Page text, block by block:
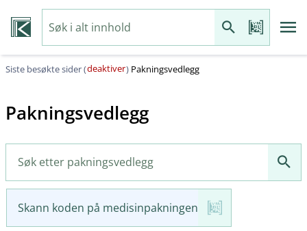
Siste besøkte sider (deaktiver) Pakningsvedlegg
Pakningsvedlegg
Skann koden på medisinpakningen